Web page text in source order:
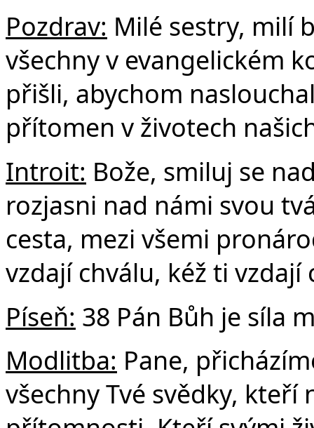
Pozdrav: Milé sestry, milí
všechny v evangelickém
přišli, abychom
přítomen v životech
Introit: Bože, smiluj se
rozjasni nad námi svou
cesta, mezi všemi
vzdají chválu, kéž ti vzdají
Píseň: 38 Pán Bůh je síla
Modlitba: Pane,
všechny Tvé svědky, kteří